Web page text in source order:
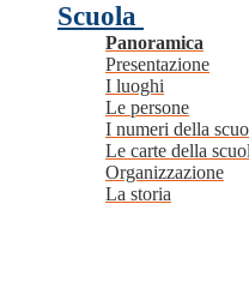
Scuola
Panoramica
Presentazione
I luoghi
Le persone
I numeri della
Le carte della
Organizzazione
La storia